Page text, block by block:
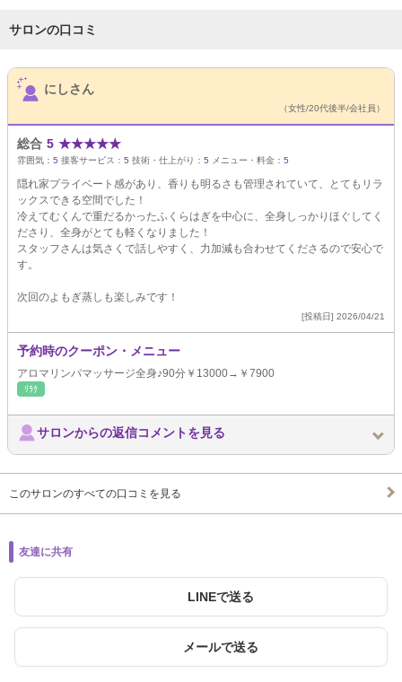
サロンの口コミ
サロンPick Up
にしさん
（女性/20代後半/会社員）
総合 5 ★★★★★
雰囲気： 5 接客サービス： 5 技術・仕上がり： 5 メニュー・料金： 5
隠れ家プライベート感があり、香りも明るさも管理されていて、とてもリラ
ックスできる空間でした！
冷えてむくんで重だるかったふくらはぎを中心に、全身しっかりほぐしてく
ださり、全身がとても軽くなりました！
スタッフさんは気さくで話しやすく、力加減も合わせてくださるので安心で
す。
次回のよもぎ蒸しも楽しみです！
[投稿日] 2026/04/21
予約時のクーポン・メニュー
アロマリンパマッサージ全身♪90分￥13000→￥7900
ﾘﾗｸ
サロンからの返信コメントを見る
このサロンのすべての口コミを見る
友達に共有
LINEで送る
メールで送る